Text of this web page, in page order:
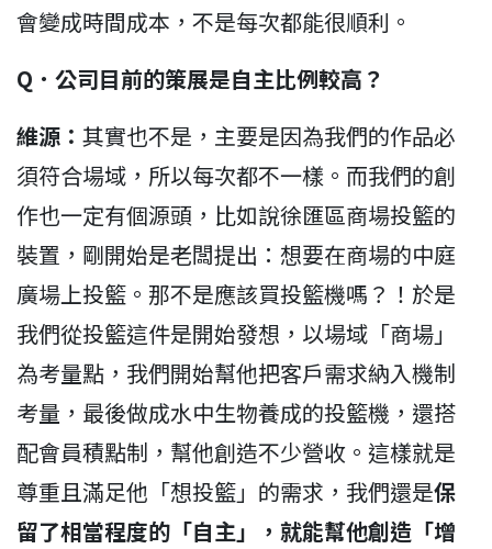
會變成時間成本，不是每次都能很順利。
Q ． 公司目前的策展是自主比例較高？
維源： 其實也不是，主要是因為我們的作品必
須符合場域，所以每次都不一樣。而我們的創
作也一定有個源頭，比如說徐匯區商場投籃的
裝置，剛開始是老闆提出：想要在商場的中庭
廣場上投籃。那不是應該買投籃機嗎？！於是
我們從投籃這件是開始發想，以場域「商場」
為考量點，我們開始幫他把客戶需求納入機制
考量，最後做成水中生物養成的投籃機，還搭
配會員積點制，幫他創造不少營收。這樣就是
尊重且滿足他「想投籃」的需求，我們還是保
留了相當程度的「自主」，就能幫他創造「增